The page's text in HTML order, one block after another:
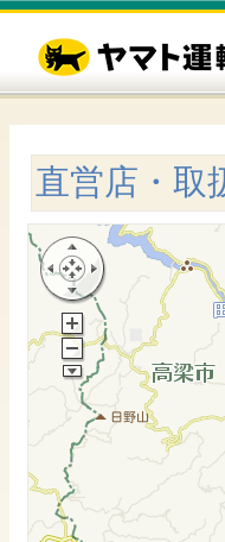
直営店・取